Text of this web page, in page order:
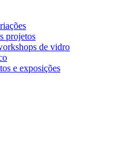
projetos
de vidro
e exposições